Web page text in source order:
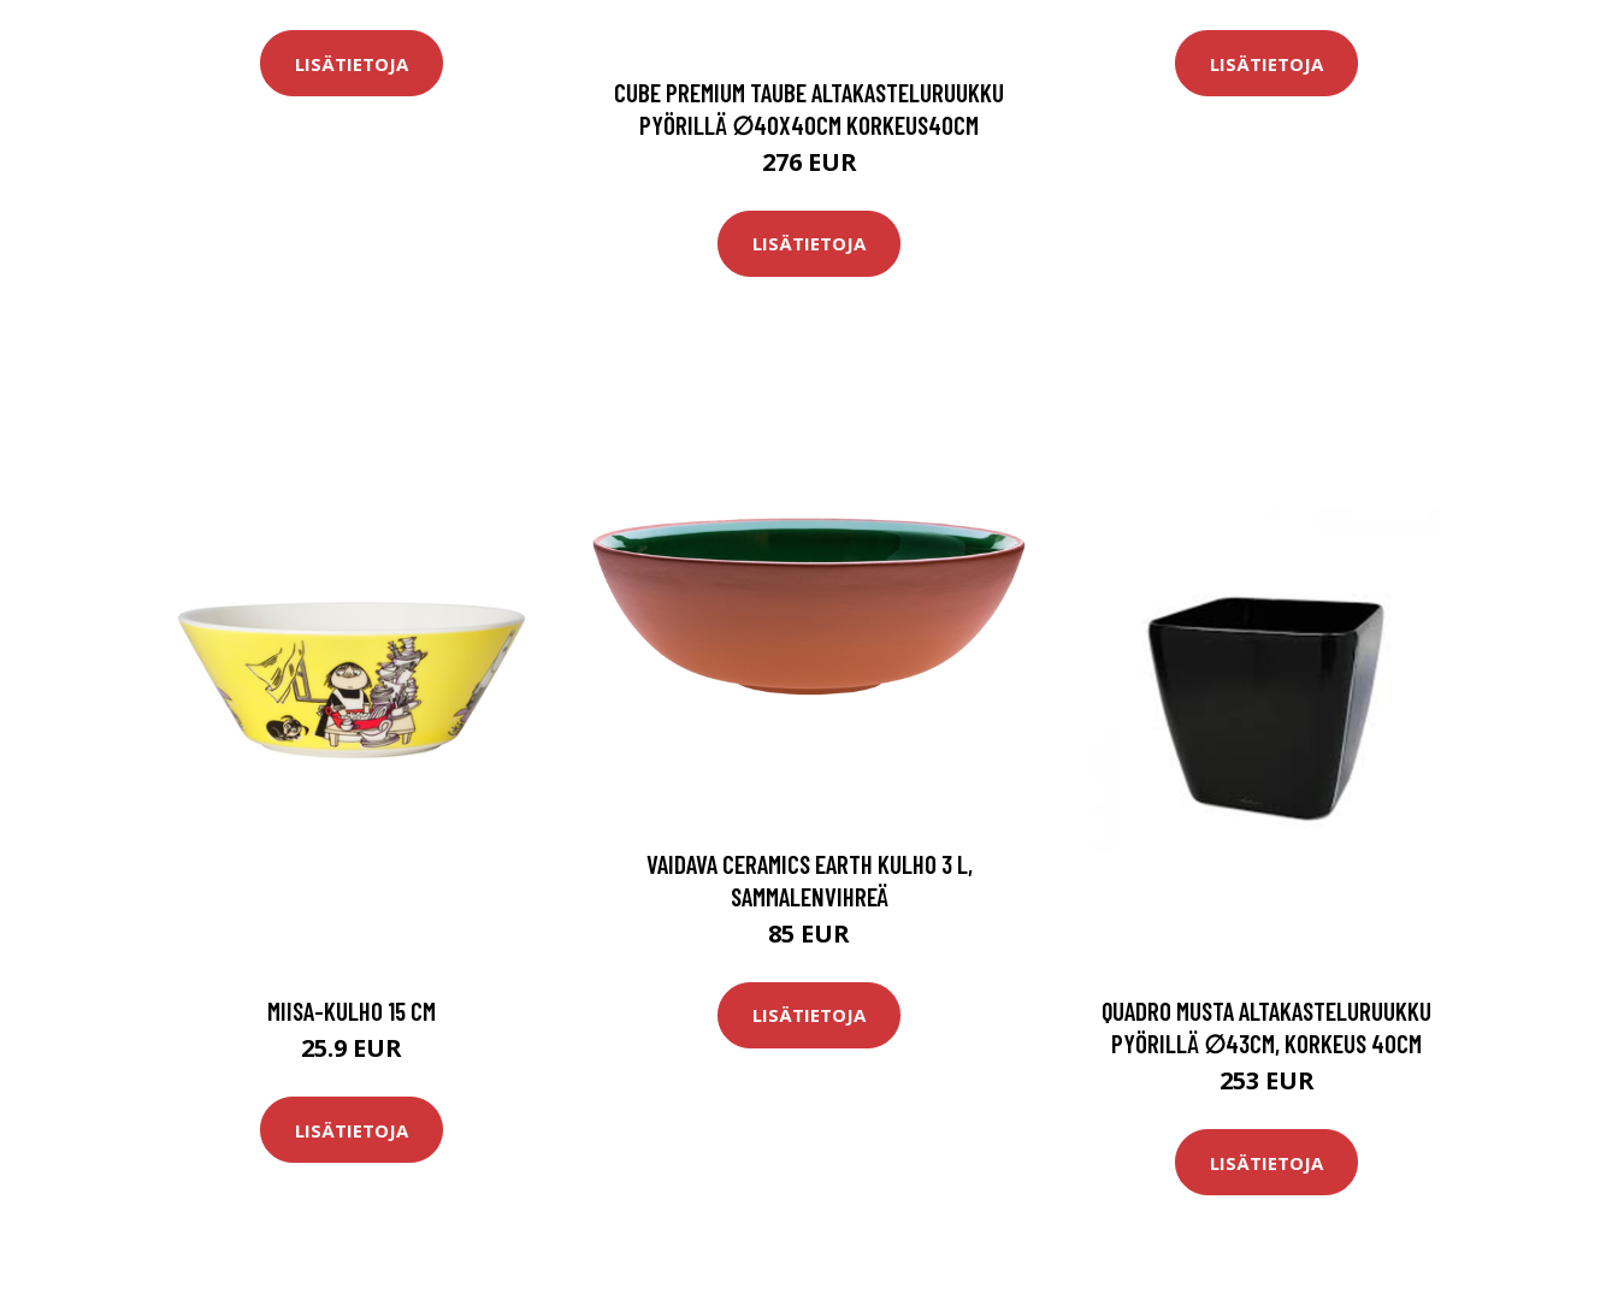
LISÄTIETOJA
CUBE PREMIUM TAUBE ALTAKASTELURUUKKU
PYÖRILLÄ ∅40X40CM KORKEUS40CM
276 EUR
LISÄTIETOJA
LISÄTIETOJA
MIISA-KULHO 15 CM
25.9 EUR
LISÄTIETOJA
VAIDAVA CERAMICS EARTH KULHO 3 L,
SAMMALENVIHREÄ
85 EUR
LISÄTIETOJA
QUADRO MUSTA ALTAKASTELURUUKKU
PYÖRILLÄ ∅43CM, KORKEUS 40CM
253 EUR
LISÄTIETOJA